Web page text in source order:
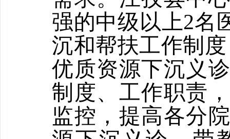
强的中级以上2名
沉和帮扶工作制
优质资源下沉义
制度、工作职责
监控，提高各分